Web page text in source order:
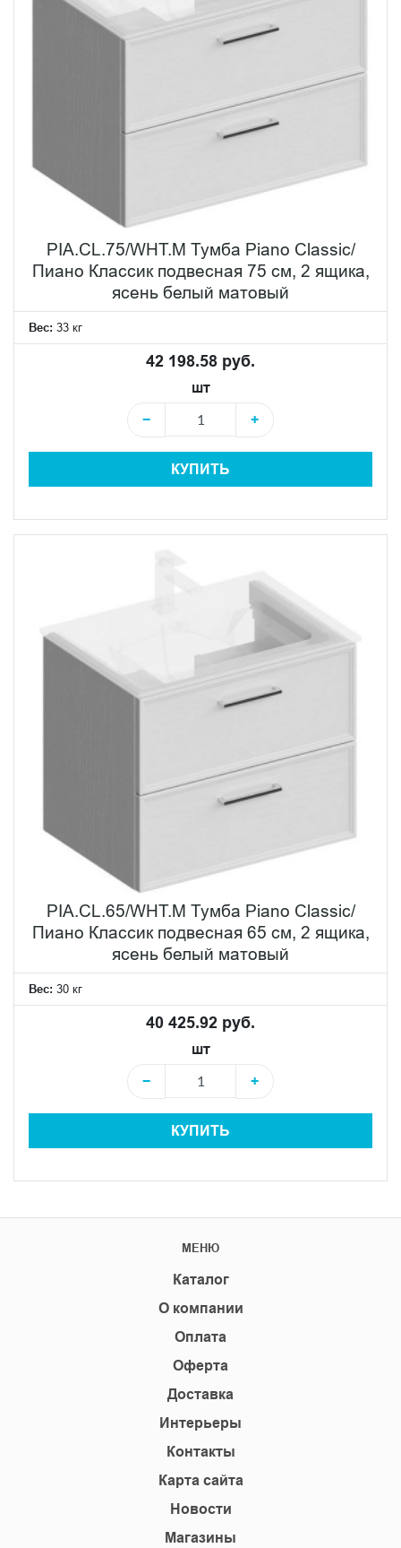
PIA.CL.75/WHT.M Тумба Piano Classic/
Пиано Классик подвесная 75 см, 2 ящика,
ясень белый матовый
Вес: 33 кг
42 198.58 руб.
шт
−
+
КУПИТЬ
PIA.CL.65/WHT.M Тумба Piano Classic/
Пиано Классик подвесная 65 см, 2 ящика,
ясень белый матовый
Вес: 30 кг
40 425.92 руб.
шт
−
+
КУПИТЬ
МЕНЮ
Каталог
О компании
Оплата
Оферта
Доставка
Интерьеры
Контакты
Карта сайта
Новости
Магазины